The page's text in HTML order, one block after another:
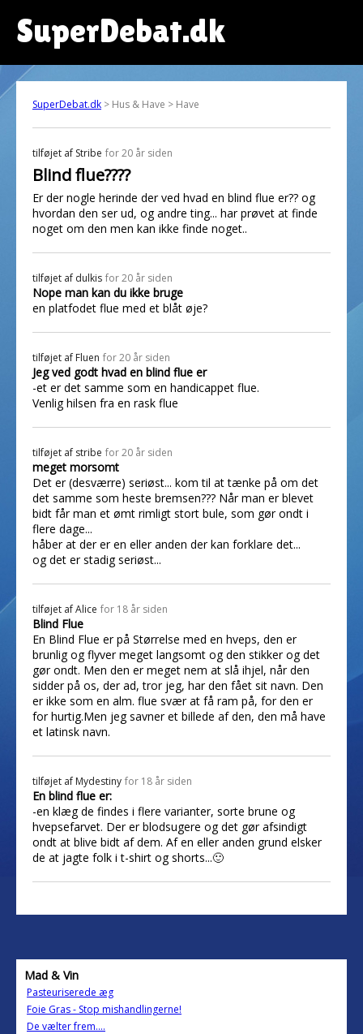
SuperDebat.dk
SuperDebat.dk > Hus & Have > Have
tilføjet af Stribe for 20 år siden
Blind flue????
Er der nogle herinde der ved hvad en blind flue er?? og
hvordan den ser ud, og andre ting... har prøvet at finde
noget om den men kan ikke finde noget..
tilføjet af dulkis for 20 år siden
Nope man kan du ikke bruge
en platfodet flue med et blåt øje?
tilføjet af Fluen for 20 år siden
Jeg ved godt hvad en blind flue er
-et er det samme som en handicappet flue.
Venlig hilsen fra en rask flue
tilføjet af stribe for 20 år siden
meget morsomt
Det er (desværre) seriøst... kom til at tænke på om det
det samme som heste bremsen??? Når man er blevet
bidt får man et ømt rimligt stort bule, som gør ondt i
flere dage...
håber at der er en eller anden der kan forklare det...
og det er stadig seriøst...
tilføjet afAlice for 18 år siden
Blind Flue
En Blind Flue er på Størrelse med en hveps, den er
brunlig og flyver meget langsomt og den stikker og det
gør ondt. Men den er meget nem at slå ihjel, når den
sidder på os, der ad, tror jeg, har den fået sit navn. Den
er ikke som en alm. flue svær at få ram på, for den er
for hurtig.Men jeg savner et billede af den, den må have
et latinsk navn.
tilføjet af Mydestiny for 18 år siden
En blind flue er:
-en klæg de findes i flere varianter, sorte brune og
hvepsefarvet. Der er blodsugere og det gør afsindigt
ondt at blive bidt af dem. Af en eller anden grund elsker
de at jagte folk i t-shirt og shorts...🙂
Mad & Vin
Pasteuriserede æg
Foie Gras - Stop mishandlingerne!
De vælter frem....